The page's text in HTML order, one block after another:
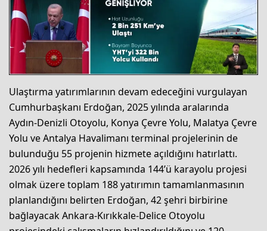
Ulaştırma yatırımlarının devam edeceğini vurgulayan
Cumhurbaşkanı Erdoğan, 2025 yılında aralarında
Aydın-Denizli Otoyolu, Konya Çevre Yolu, Malatya Çevre
Yolu ve Antalya Havalimanı terminal projelerinin de
bulunduğu 55 projenin hizmete açıldığını hatırlattı.
2026 yılı hedefleri kapsamında 144’ü karayolu projesi
olmak üzere toplam 188 yatırımın tamamlanmasının
planlandığını belirten Erdoğan, 42 şehri birbirine
bağlayacak Ankara-Kırıkkale-Delice Otoyolu